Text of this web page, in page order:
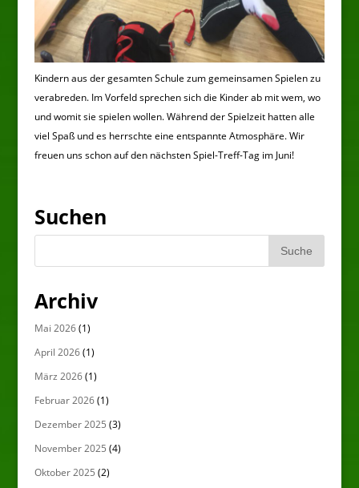
Kindern aus der gesamten Schule zum gemeinsamen Spielen zu
verabreden. Im Vorfeld sprechen sich die Kinder ab mit wem, wo
und womit sie spielen wollen. Während der Spielzeit hatten alle
viel Spaß und es herrschte eine entspannte Atmosphäre. Wir
freuen uns schon auf den nächsten Spiel-Treff-Tag im Juni!
Suchen
Archiv
Mai 2026(1)
April 2026(1)
März 2026(1)
Februar 2026(1)
Dezember 2025 (3)
November 2025 (4)
Oktober 2025 (2)